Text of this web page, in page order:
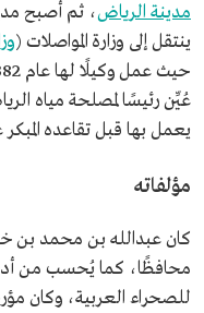
مدينة الرياض، ثم أصبح
ينتقل إلى وزارة المواصلات (
عُيِّن رئيسًا لمصلحة مياه
يعمل بها قبل تقاعده المبكر عام 1392هـ/
مؤلفاته
كان عبدالله بن محمد بن
محافظًا، كما يُحسب من
للصحراء العربية، وكان